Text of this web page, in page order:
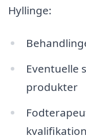
Hyllinge:
Eventuelle
produkter